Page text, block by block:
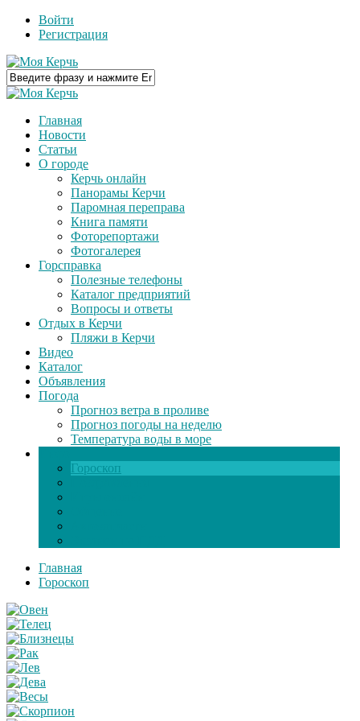
Войти
Регистрация
Главная
Новости
Статьи
О городе
Керчь онлайн
Панорамы Керчи
Паромная переправа
Книга памяти
Фоторепортажи
Фотогалерея
Горсправка
Полезные телефоны
Каталог предприятий
Вопросы и ответы
Отдых в Керчи
Пляжи в Керчи
Видео
Каталог
Объявления
Погода
Прогноз ветра в проливе
Прогноз погоды на неделю
Температура воды в море
Гороскоп
Главная
Гороскоп